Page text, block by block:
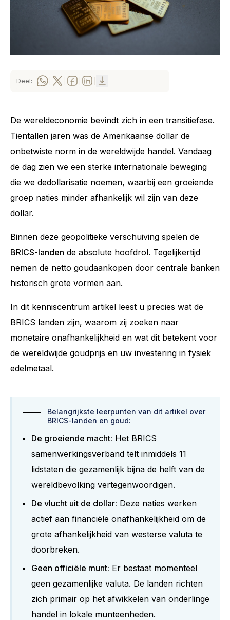
Deel:
De wereldeconomie bevindt zich in een transitiefase.
Tientallen jaren was de Amerikaanse dollar de
onbetwiste norm in de wereldwijde handel. Vandaag
de dag zien we een sterke internationale beweging
die we dedollarisatie noemen, waarbij een groeiende
groep naties minder afhankelijk wil zijn van deze
dollar.
Binnen deze geopolitieke verschuiving spelen de
BRICS-landen de absolute hoofdrol. Tegelijkertijd
nemen de netto goudaankopen door centrale banken
historisch grote vormen aan.
In dit kenniscentrum artikel leest u precies wat de
BRICS landen zijn, waarom zij zoeken naar
monetaire onafhankelijkheid en wat dit betekent voor
de wereldwijde goudprijs en uw investering in fysiek
edelmetaal.
Belangrijkste leerpunten van dit artikel over
BRICS-landen en goud:
De groeiende macht: Het BRICS
samenwerkingsverband telt inmiddels 11
lidstaten die gezamenlijk bijna de helft van de
wereldbevolking vertegenwoordigen.
De vlucht uit de dollar: Deze naties werken
actief aan financiële onafhankelijkheid om de
grote afhankelijkheid van westerse valuta te
doorbreken.
Geen officiële munt: Er bestaat momenteel
geen gezamenlijke valuta. De landen richten
zich primair op het afwikkelen van onderlinge
handel in lokale munteenheden.